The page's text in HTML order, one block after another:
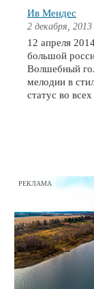
Ив Мендес
2 декабря,
12 апреля
большой
Волшебный
мелодии в
статус во
РЕКЛАМА